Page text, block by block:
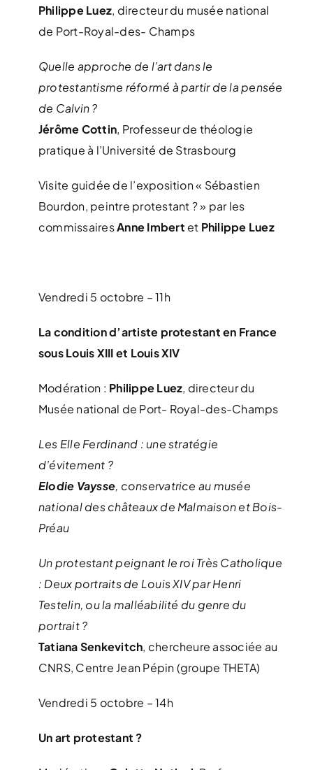
Philippe Luez, directeur du musée national
de Port-Royal-des- Champs
Quelle approche de l’art dans le
protestantisme réformé à partir de la pensée
de Calvin ?
Jérôme Cottin, Professeur de théologie
pratique à l’Université de Strasbourg
Visite guidée de l’exposition « Sébastien
Bourdon, peintre protestant ? » par les
commissairesAnne Imbert et Philippe Luez
Vendredi 5 octobre – 11h
La condition d’artiste protestant en France
sous Louis XIII et Louis XIV
Modération : Philippe Luez, directeur du
Musée national de Port- Royal-des-Champs
Les Elle Ferdinand : une stratégie
d’évitement ?
Elodie Vaysse, conservatrice au musée
national des châteaux de Malmaison et Bois-
Préau
Un protestant peignant le roi Très Catholique
: Deux portraits de Louis XIV par Henri
Testelin, ou la malléabilité du genre du
portrait ?
Tatiana Senkevitch, chercheure associée au
CNRS, Centre Jean Pépin (groupe THETA)
Vendredi 5 octobre – 14h
Un art protestant ?